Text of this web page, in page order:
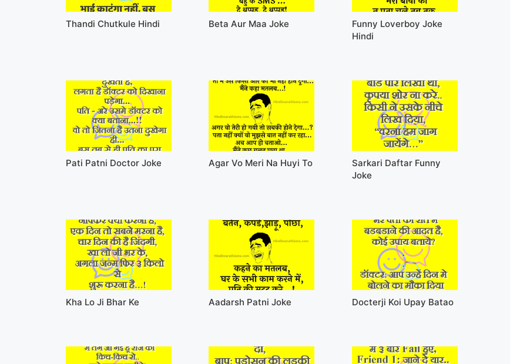
Thandi Chutkule Hindi Beta Aur Maa Joke
Funny Loverboy Joke
Hindi
Pati Patni Doctor Joke Agar Vo Meri Na Huyi To
Sarkari Daftar Funny
Joke
Kha Lo Ji Bhar Ke Aadarsh Patni Joke Docterji Koi Upay Batao